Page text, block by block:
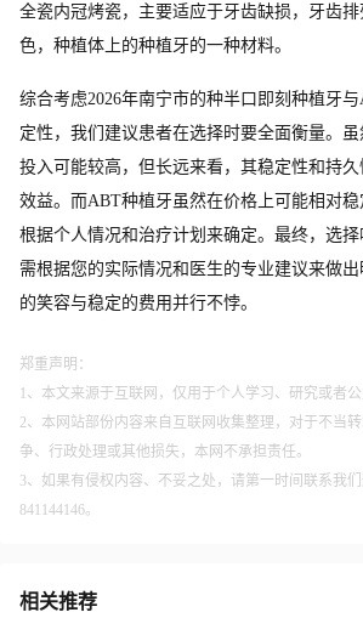
全瓷内冠烤瓷，主要适应于牙齿缺损，牙齿
色，种植体上的种植牙的一种材料。
综合考虑2026年南宁市的种半口即刻种植牙
定性，我们建议患者在选择时要全面衡量。
投入可能较高，但长远来看，其稳定性和持
效益。而ABT种植牙虽然在价格上可能相对
根据个人情况和治疗计划来确定。最终，选
需根据您的实际情况和医生的专业建议来做
的笑容与稳定的费用并行不悖。
郑重声明：
1、本文来源于互联网，仅用于个人学习、研究或者公
2、本网站部份内容来自互联网收集整理，对于不当
争、行政处理或其他损失，本网不承担责任。
3、如果有侵权内容、不妥之处，请第一时间联系我们
841144146。
相关推荐